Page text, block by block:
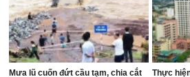
Mưa lũ cuốn đứt cầu tạm, chia cắt
Thực